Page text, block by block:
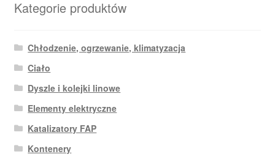
Kategorie produktów
Chłodzenie, ogrzewanie, klimatyzacja
Ciało
Dyszle i kolejki linowe
Elementy elektryczne
Katalizatory FAP
Kontenery